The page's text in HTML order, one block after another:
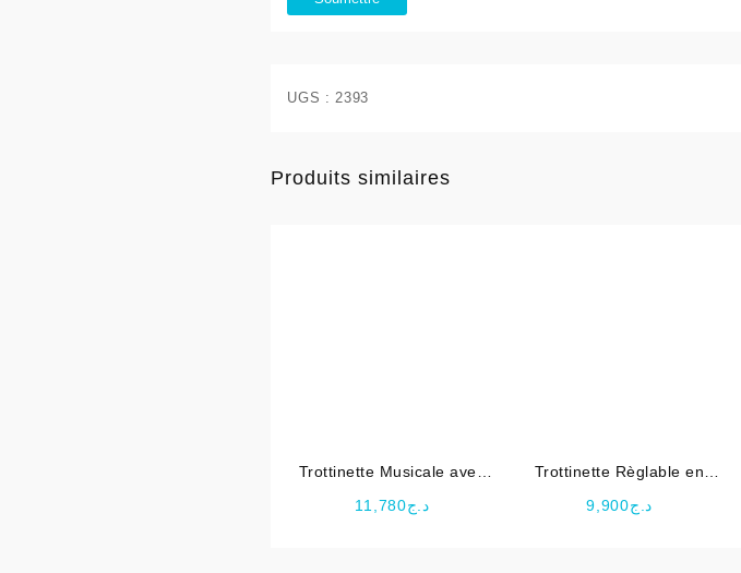
UGS : 2393
Produits similaires
Trottinette Musicale avec
enfants
د.ج11,780
Trottinette Règlable en
د.ج9,900